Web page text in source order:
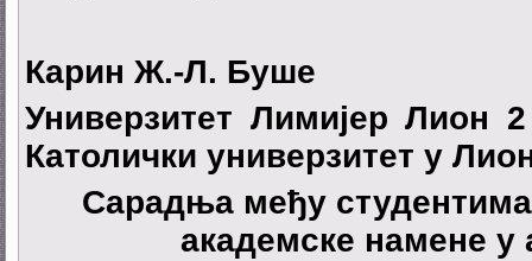
Карин Ж.-Л. Буше
Универзитет Лимијер Лион
Католички универзитет у
Сарадња међу
академске намене